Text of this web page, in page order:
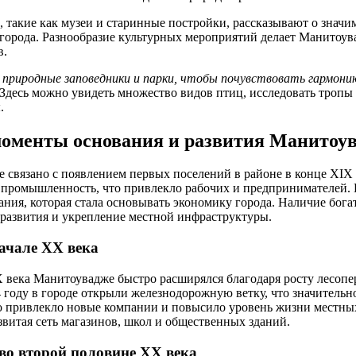
как музеи и старинные постройки, рассказывают о
Разнообразие культурных мероприятий делает
заповедники и парки, чтобы почувствовать
можно увидеть множество видов птиц, исследовать
основания и развития
с появлением первых поселений в районе в конце XIX
что привлекло рабочих и предпринимателей.
которая стала основывать экономику города. Наличие
и укрепление местной инфраструктуры.
XX века
Манитоувадже быстро расширялся благодаря росту
в городе открыли железнодорожную ветку, что
привлекло новые компании и повысило уровень жизни
сеть магазинов, школ и общественных зданий.
второй половине XX века